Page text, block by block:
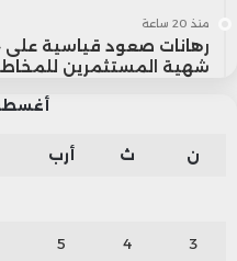
منذ 20 ساعة
شهية المستثمرين
أغسطس
ن ث أرب
3
4
5